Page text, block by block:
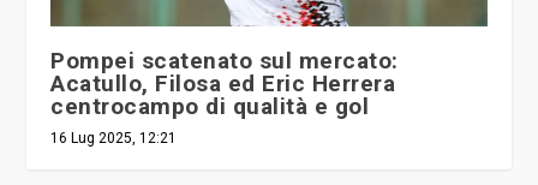
Pompei scatenato sul mercato:
Acatullo, Filosa ed Eric Herrera
centrocampo di qualità e gol
16 Lug 2025, 12:21